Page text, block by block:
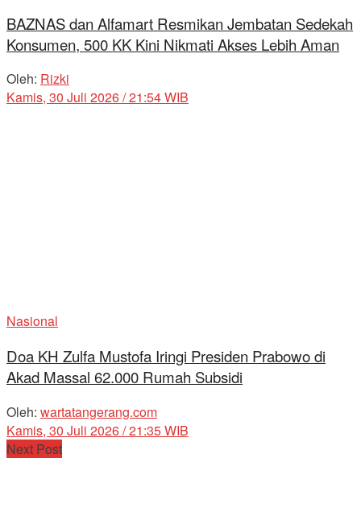
BAZNAS dan Alfamart Resmikan Jembatan Sedekah
Konsumen, 500 KK Kini Nikmati Akses Lebih Aman
Oleh: Rizki
Kamis, 30 Juli 2026 / 21:54 WIB
Nasional
Doa KH Zulfa Mustofa Iringi Presiden Prabowo di
Akad Massal 62.000 Rumah Subsidi
Oleh: wartatangerang.com
Kamis, 30 Juli 2026 / 21:35 WIB
Next Post